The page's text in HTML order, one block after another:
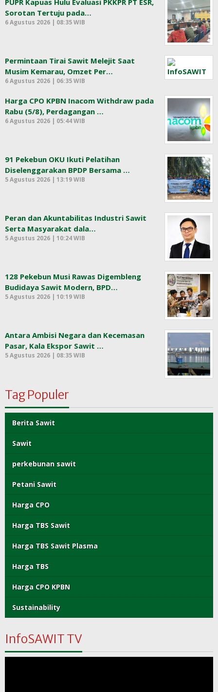
PUPR Kapuas Hulu Evaluasi PKKPR PT ESR,
Sorotan Tertuju pada…
6 Agustus 2026 | 08:35 WIB
Permintaan Tirai Sawit Melejit Saat
Musim Kemarau, Omzet Per…
6 Agustus 2026 | 06:35 WIB
Harga CPO KPBN Inacom Withdraw pada
Rabu (5/8), Perdagangan …
6 Agustus 2026 | 05:44 WIB
91 Pekebun OKU Ikuti Pelatihan
Diselenggarakan BPDP Bersama …
5 Agustus 2026 | 13:19 WIB
Peran dan Akuntabilitas Industri Sawit
Serta Masyarakat dala…
5 Agustus 2026 | 10:24 WIB
128 Pekebun Musi Rawas Digembleng
Budidaya Sawit Modern, BPD…
5 Agustus 2026 | 10:19 WIB
Antara Ambisi Negara dan Kecemasan
Pasar, Kala Ekspor Sawit …
5 Agustus 2026 | 08:35 WIB
Tag Populer
Berita Sawit
Sawit
perkebunan sawit
Petani Sawit
Harga CPO
Harga TBS Sawit
Harga TBS Sawit Plasma
Harga TBS
Harga CPO KPBN
Sustainability
InfoSAWIT TV